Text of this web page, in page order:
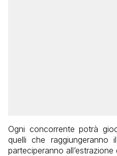
Ogni concorrente potrà
quelli che
parteciperanno all’estrazione